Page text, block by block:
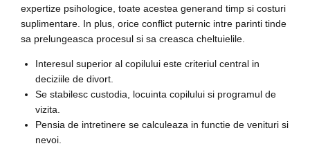
expertize psihologice, toate acestea generand timp si costuri
suplimentare. In plus, orice conflict puternic intre parinti tinde
sa prelungeasca procesul si sa creasca cheltuielile.
Interesul superior al copilului este criteriul central in
deciziile de divort.
Se stabilesc custodia, locuinta copilului si programul de
vizita.
Pensia de intretinere se calculeaza in functie de venituri si
nevoi.